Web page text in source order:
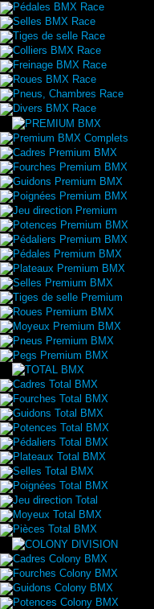
Pédales BMX Race
Selles BMX Race
Tiges de selle Race
Colliers BMX Race
Freinage BMX Race
Roues BMX Race
Pneus, Chambres Race
Divers BMX Race
Premium BMX Complets
Cadres Premium BMX
Fourches Premium BMX
Guidons Premium BMX
Poignées Premium BMX
Jeu direction Premium
Potences Premium BMX
Pédaliers Premium BMX
Pédales Premium BMX
Plateaux Premium BMX
Selles Premium BMX
Tiges de selle Premium
Roues Premium BMX
Moyeux Premium BMX
Pneus Premium BMX
Pegs Premium BMX
Cadres Total BMX
Fourches Total BMX
Guidons Total BMX
Potences Total BMX
Pédaliers Total BMX
Plateaux Total BMX
Selles Total BMX
Poignées Total BMX
Jeu direction Total
Moyeux Total BMX
Pièces Total BMX
Cadres Colony BMX
Fourches Colony BMX
Guidons Colony BMX
Potences Colony BMX